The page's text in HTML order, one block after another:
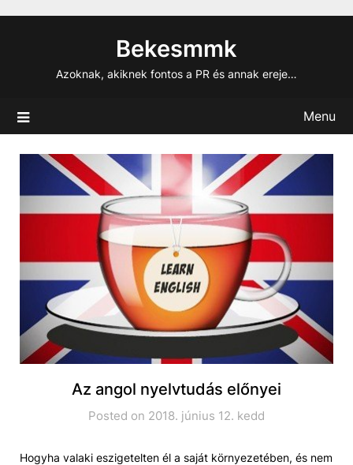
Bekesmmk
Azoknak, akiknek fontos a PR és annak ereje…
Menu
Az angol nyelvtudás előnyei
Posted on 2018. június 12. kedd
Hogyha valaki eszigetelten él a saját környezetében, és nem